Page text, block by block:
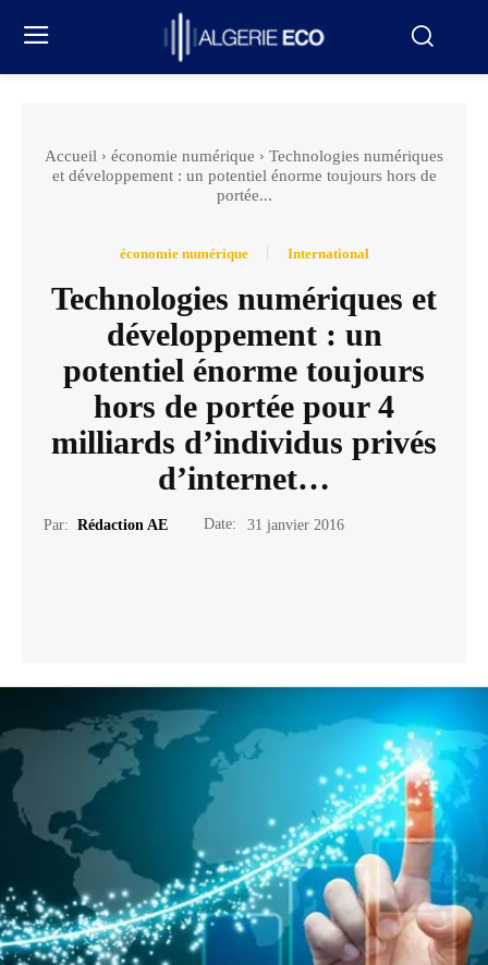
Accueil économie numérique
Technologies numériques
et développement : un potentiel énorme toujours hors de
portée...
économie numérique International
Technologies numériques et
développement : un
potentiel énorme toujours
hors de portée pour 4
milliards d’individus privés
d’internet…
Par: Rédaction AE Date: 31 janvier 2016